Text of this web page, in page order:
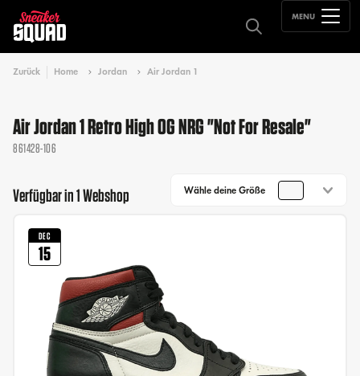
MENU
Zurück Home Jordan Air Jordan 1
Air Jordan 1 Retro High OG NRG "Not For Resale"
861428-106
Verfügbar in 1 Webshop Wähle deine Größe
DEC
15